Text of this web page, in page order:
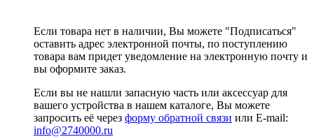
Если товара нет в наличии, Вы можете "Подписаться"
оставить адрес электронной почты, по поступлению
товара вам придет уведомление на электронную почту и
вы оформите заказ.
Если вы не нашли запасную часть или аксессуар для
вашего устройства в нашем каталоге, Вы можете
запросить её через форму обратной связи или E-mail:
info@2740000.ru